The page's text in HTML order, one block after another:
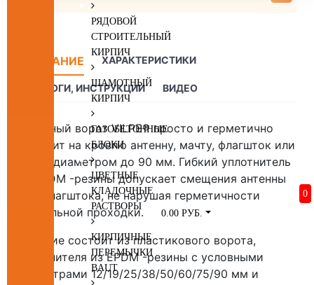
РЯДОВОЙ
СТРОИТЕЛЬНЫЙ
КИРПИЧ
ШАМОТНЫЙ
КИРПИЧ
ГАЗОБЕТОННЫЕ
БЛОКИ
ЦВЕТНЫЕ
КЛАДОЧНЫЕ
РАСТВОРЫ
КИРПИЧНЫЕ
ПЕРЕМЫЧКИ
BAUT
0
0.00 РУБ.
ОПИСАНИЕ ХАРАКТЕРИСТИКИ
КАТАЛОГИ, ИНСТРУКЦИИ ВИДЕО
Антенный ворот VILPE® просто и герметично
выводит на кровлю антенну, мачту, флагшток или
трубу диаметром до 90 мм. Гибкий уплотнитель
из EPDM -резины допускает смещения антенны
или флагштока, не нарушая герметичности
кровельной проходки.
Изделие состоит из пластикового ворота,
уплотнителя из EPDM -резины с условными
диаметрами 12/19/25/38/50/60/75/90 мм и